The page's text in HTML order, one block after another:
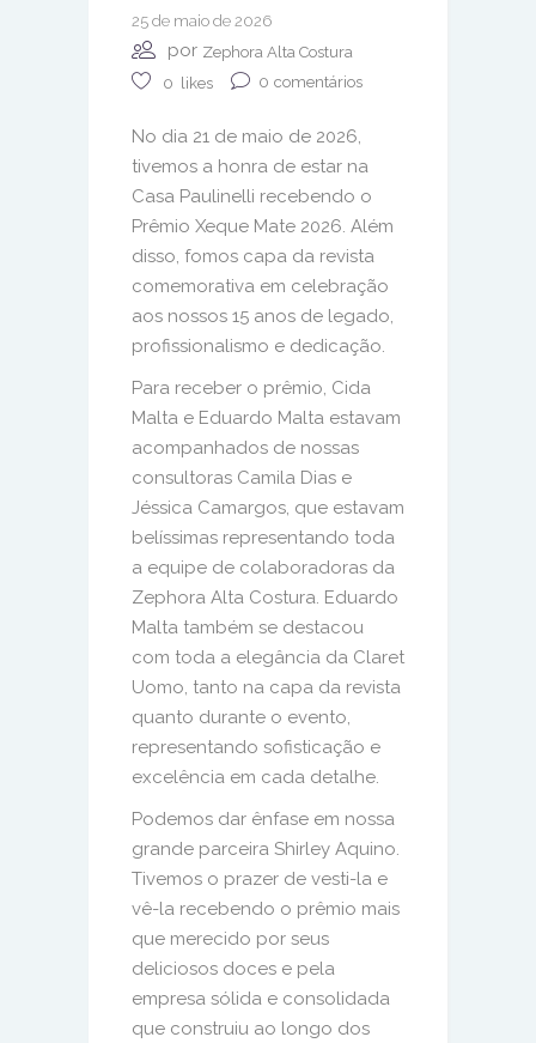
25 de maio de 2026
por Zephora Alta Costura
0 likes 0 comentários
No dia 21 de maio de 2026,
tivemos a honra de estar na
Casa Paulinelli recebendo o
Prêmio Xeque Mate 2026. Além
disso, fomos capa da revista
comemorativa em celebração
aos nossos 15 anos de legado,
profissionalismo e dedicação.
Para receber o prêmio, Cida
Malta e Eduardo Malta estavam
acompanhados de nossas
consultoras Camila Dias e
Jéssica Camargos, que estavam
belíssimas representando toda
a equipe de colaboradoras da
Zephora Alta Costura. Eduardo
Malta também se destacou
com toda a elegância da Claret
Uomo, tanto na capa da revista
quanto durante o evento,
representando sofisticação e
excelência em cada detalhe.
Podemos dar ênfase em nossa
grande parceira Shirley Aquino.
Tivemos o prazer de vesti-la e
vê-la recebendo o prêmio mais
que merecido por seus
deliciosos doces e pela
empresa sólida e consolidada
que construiu ao longo dos